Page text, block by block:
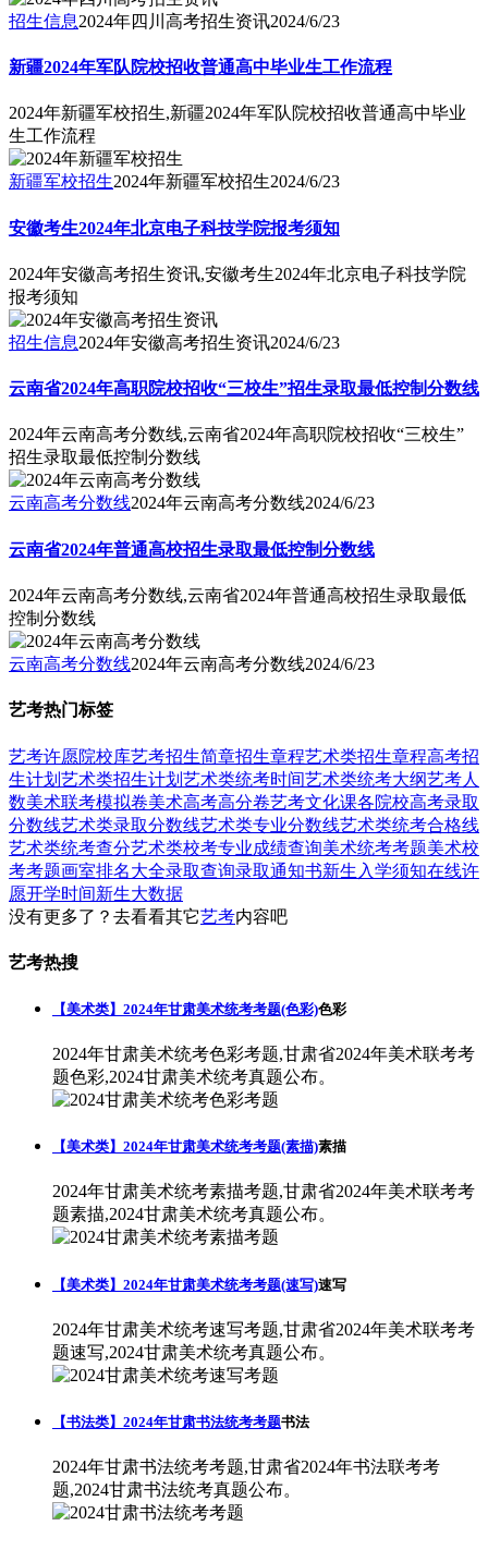
招生信息2024年四川高考招生资讯2024/6/23
新疆2024年军队院校招收普通高中毕业生工作流程
2024年新疆军校招生,新疆2024年军队院校招收普通高中毕业
生工作流程
新疆军校招生2024年新疆军校招生2024/6/23
安徽考生2024年北京电子科技学院报考须知
2024年安徽高考招生资讯,安徽考生2024年北京电子科技学院
报考须知
招生信息2024年安徽高考招生资讯2024/6/23
云南省2024年高职院校招收“三校生”招生录取最低控制分数线
2024年云南高考分数线,云南省2024年高职院校招收“三校生”
招生录取最低控制分数线
云南高考分数线2024年云南高考分数线2024/6/23
云南省2024年普通高校招生录取最低控制分数线
2024年云南高考分数线,云南省2024年普通高校招生录取最低
控制分数线
云南高考分数线2024年云南高考分数线2024/6/23
艺考热门标签
艺考许愿院校库艺考招生简章招生章程艺术类招生章程高考招
生计划 艺术类招生计划 艺术类统考时间艺术类统考大纲艺考人
数美术联考模拟卷美术高考高分卷艺考文化课各院校高考录取
分数线艺术类录取分数线艺术类专业分数线艺术类统考合格线
艺术类统考查分艺术类校考专业成绩查询美术统考考题美术校
考考题画室排名大全录取查询录取通知书新生入学须知在线许
愿开学时间新生大数据
没有更多了？去看看其它艺考内容吧
艺考热搜
【美术类】2024年甘肃美术统考考题(色彩)色彩
2024年甘肃美术统考色彩考题,甘肃省2024年美术联考考
题色彩,2024甘肃美术统考真题公布。
【美术类】2024年甘肃美术统考考题(素描)素描
2024年甘肃美术统考素描考题,甘肃省2024年美术联考考
题素描,2024甘肃美术统考真题公布。
【美术类】2024年甘肃美术统考考题(速写)速写
2024年甘肃美术统考速写考题,甘肃省2024年美术联考考
题速写,2024甘肃美术统考真题公布。
【书法类】2024年甘肃书法统考考题书法
2024年甘肃书法统考考题,甘肃省2024年书法联考考
题,2024甘肃书法统考真题公布。